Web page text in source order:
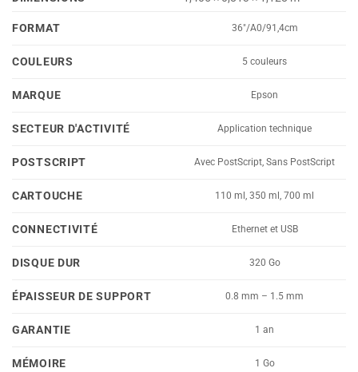
FORMAT 36"/A0/91,4cm
COULEURS 5 couleurs
MARQUE Epson
SECTEUR D'ACTIVITÉ Application technique
POSTSCRIPT Avec PostScript, Sans PostScript
CARTOUCHE 110 ml, 350 ml, 700 ml
CONNECTIVITÉ Ethernet et USB
DISQUE DUR 320 Go
ÉPAISSEUR DE SUPPORT 0.8 mm – 1.5 mm
GARANTIE 1 an
MÉMOIRE 1 Go